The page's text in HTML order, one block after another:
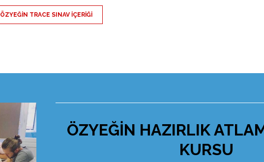
ÖZYEĞİN TRACE SINAV İÇERİĞİ
ÖZYEĞİN HAZIRLIK
KURSU